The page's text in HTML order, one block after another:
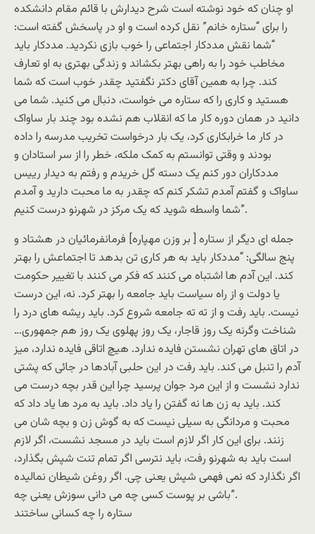
او چنان که خود نوشته است شرح دیدارش با قائم مقام دانشکده
را برای “ستاره خانم” نقل کرده است و او در پاسخش گفته است:
“شما نقش مددکار اجتماعی را خوب بازی نکردید. مددکار باید
مخاطب خود را به راهی بهتر بکشاند و زندگی بهتری به او تعارف
کند. چرا به همین آقای دکتر نگفتید چقدر خوب است که شما
هستید و کاری را که ستاره می خواست، دنبال می کنید. شما می
دانید در همان دوره کار ما که انقلاب هم نشده بود چند بار ساواک
در کار ما خرابکاری کرد، یک بار درخواست تخریب مدرسه را داده
بودند و وقتی توانستم به کمک ملکه، خطر را از سر استادان و
مددکاران دور کنم یک دسته گل خریدم و رفتم به دیدار رییس
ساواک و گفتم آمدم تشکر کنم که چقدر به ما محبت دارید و آمدم
شما واسطه شوید که یک مرکز در شهرنو درست کنیم”.
جمله ای دیگر از ستاره [ بر وزن مهپاره] فرمانفرمائیان در هشتاد و
پنج سالگی: “مددکار باید به هر کاری تن بدهد تا اجتماعش را بهتر
کند. این آدم ها اشتباه می کنند که فکر می کنند با تغییر حکومت
یا دولت و از راه سیاست باید جامعه را بهتر کرد. نه، این درست
نیست. باید رفت و از ته ته جامعه شروع کرد. باید ریشه های درد را
شناخت وگرنه یک روز قاجار، یک روز پهلوی یک روز هم جمهوری…
در اتاق های تهران نشستن فایده ندارد. هیچ اتاقی فایده ندارد، میز
آدم را تنبل می کند. باید رفت در این حلبی آبادها در جائی که پشتی
ندارد نشست و از این مرد جوان پرسید چرا این قدر بچه درست می
کند. باید به زن ها نه گفتن را یاد داد. باید به مرد ها یاد داد که
محبت و مردانگی به سیلی نیست که به گوش زن و بچه شان می
زنند. برای این کار اگر لازم است باید در مسجد نشست، اگر لازم
است باید به شهرنو رفت، باید نترسی اگر تمام تنت شپش بگذارد،
اگر نگذارد که نمی فهمی شپش یعنی چی. اگر روغن شیطان نمالیده
باشی بر پوست کسی چه می دانی سوزش یعنی چه”.
ستاره را چه کسانی ساختند